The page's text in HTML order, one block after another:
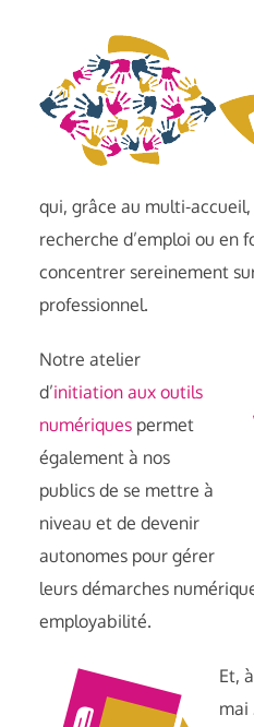
qui, grâce au multi-
recherche d’emploi ou en
concentrer sereinement
professionnel.
Notre atelier
d’initiation aux outils
numériquespermet
également à nos
publics de se mettre à
niveau et de devenir
autonomes pour gérer
leurs démarches
employabilité.
Et,
mai